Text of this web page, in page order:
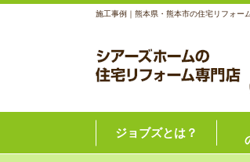
施工事例｜熊本県・熊本市の住宅リフォー
ジョブズとは？